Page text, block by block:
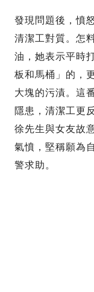
發現問題後，憤
清潔工對質。怎
油，她表示平時
板和馬桶」的，
大塊的污漬。這
隱患，清潔工更
徐先生與女友故
氣憤，堅稱願為
警求助。